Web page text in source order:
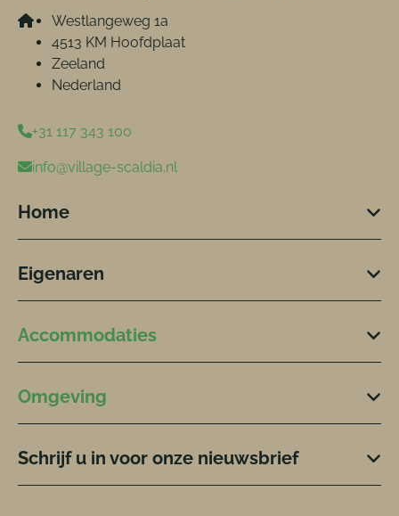
Westlangeweg 1a
4513 KM Hoofdplaat
Zeeland
Nederland
+31 117 343 100
info@village-scaldia.nl
Home
Eigenaren
Accommodaties
Omgeving
Schrijf u in voor onze nieuwsbrief